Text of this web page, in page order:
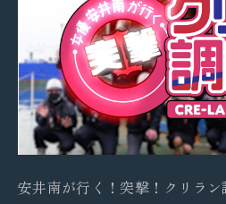
保有船舶
企業情報
代表挨拶
会社概要
安井南が行く！突撃！クリラ